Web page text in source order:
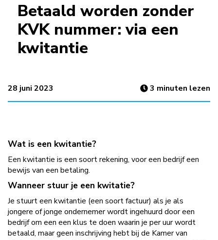
Betaald worden zonder
KVK nummer: via een
kwitantie
28 juni 2023 3 minuten lezen
Wat is een kwitantie?
Een kwitantie is een soort rekening, voor een bedrijf een
bewijs van een betaling.
Wanneer stuur je een kwitatie?
Je stuurt een kwitantie (een soort factuur) als je als
jongere of jonge ondernemer wordt ingehuurd door een
bedrijf om een een klus te doen waarin je per uur wordt
betaald, maar geen inschrijving hebt bij de Kamer van